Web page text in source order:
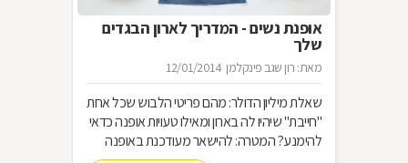
אופנת נשים - המדריך לארון הבגדים
שלך
מאת: רון שגב פינקלמן 12/01/2014
שאלת מיליון הדולר: מהם פריטי הלבוש שכל אחת
"חייבת" שיהיו לה בארון ומאילו טעויות אופנה כדאי
להימנע? המטרה: להישאר מעודכנת באופנה